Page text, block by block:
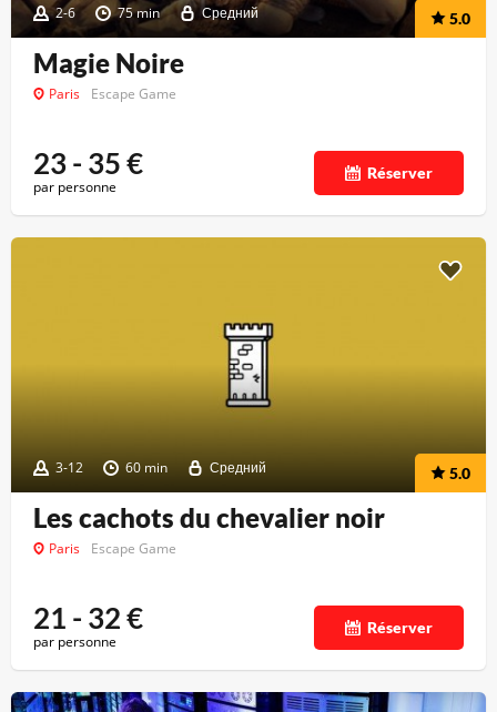
2-6 75 min Средний 5.0
Magie Noire
Paris Escape Game
23 - 35€
par personne
Réserver
3-12 60 min Средний 5.0
Les cachots du chevalier noir
Paris Escape Game
21 - 32€
par personne
Réserver